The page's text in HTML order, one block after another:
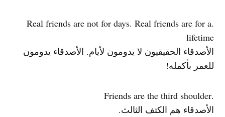
.Real friends are not for days. Real friends are for a
lifetime
الأصدقاء الحقيقيون لا يدومون لأيام. الأصدقاء يدومون
للعمر بأكمله!
.Friends are the third shoulder
الأصدقاء هم الكتف الثالث.